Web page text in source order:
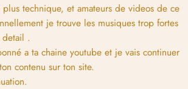
technique, et amateurs de videos de ce
je trouve les musiques trop fortes
detail .
a ta chaine youtube et je vais continuer
contenu sur ton site.